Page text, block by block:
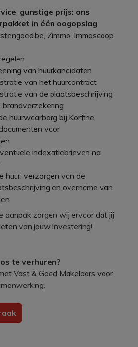
gunstige prijs: ons
in één oogopslag
Zimmo, Immoscoop
van huurkandidaten
van het huurcontract
van de plaatsbeschrijving
huurwaarborg bij Korfine
voor
indexatiebrieven na
huur: verzorgen van de
en overname van
aanpak zorgen wij ervoor dat jij
van jouw investering!
te verhuren?
Vast & Goed Makelaars voor